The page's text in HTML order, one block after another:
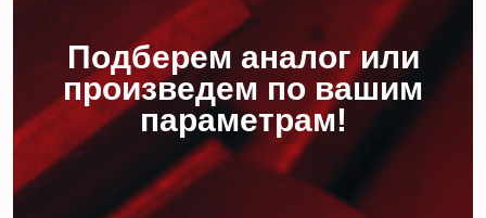
Подберем аналог или
произведем по вашим
параметрам!